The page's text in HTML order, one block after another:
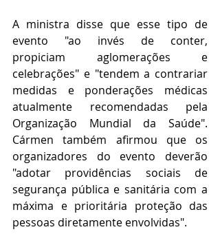
A ministra disse que esse tipo de
evento "ao invés de conter,
propiciam aglomerações e
celebrações" e "tendem a contrariar
medidas e ponderações médicas
atualmente recomendadas pela
Organização Mundial da Saúde".
Cármen também afirmou que os
organizadores do evento deverão
"adotar providências sociais de
segurança pública e sanitária com a
máxima e prioritária proteção das
pessoas diretamente envolvidas".